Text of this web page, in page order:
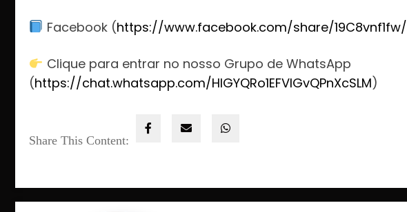
Facebook (https://www.facebook.com/share/19C8vnf1fw/
Clique para entrar no nosso Grupo de WhatsApp
(https://chat.whatsapp.com/HlGYQRo1EFVIGvQPnXcSLM)
Share This Content: